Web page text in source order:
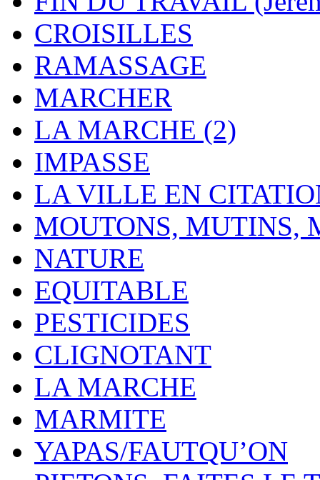
CROISILLES
RAMASSAGE
MARCHER
LA MARCHE (2)
IMPASSE
LA VILLE EN
MOUTONS, MUTINS,
NATURE
EQUITABLE
PESTICIDES
CLIGNOTANT
LA MARCHE
MARMITE
YAPAS/FAUTQU’ON